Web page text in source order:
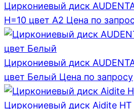
Циркониевый диск
H=10 цвет A2 Цена по
Циркониевый диск
цвет Белый Цена по запросу
Циркониевый диск Aidite